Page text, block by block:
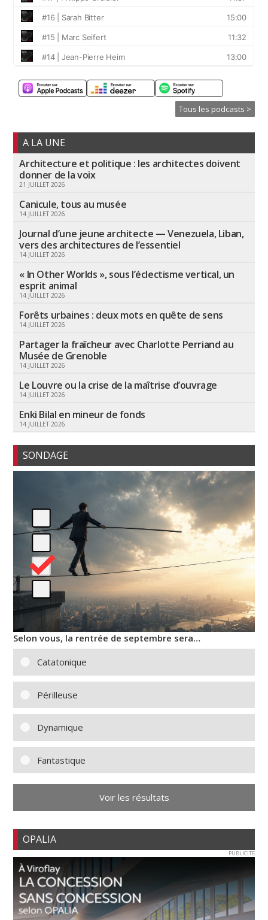
Tous les podcasts >
A LA UNE
Architecture et politique : les architectes doivent
donner de la voix
21 JUILLET 2026
Canicule, tous au musée
14 JUILLET 2026
Journal d’une jeune architecte — Venezuela, Liban,
vers des architectures de l’essentiel
14 JUILLET 2026
« In Other Worlds », sous l’éclectisme vertical, un
esprit animal
14 JUILLET 2026
Forêts urbaines : deux mots en quête de sens
14 JUILLET 2026
Partager la fraîcheur avec Charlotte Perriand au
Musée de Grenoble
14 JUILLET 2026
Le Louvre ou la crise de la maîtrise d’ouvrage
14 JUILLET 2026
Enki Bilal en mineur de fonds
14 JUILLET 2026
SONDAGE
Selon vous, la rentrée de septembre sera…
Catatonique
Périlleuse
Dynamique
Fantastique
Voir les résultats
OPALIA
PUBLICITE